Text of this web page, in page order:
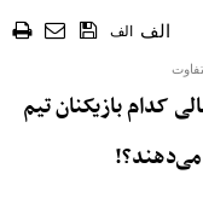
الف الف
کدام بازیکنان تیم
می‌دهند؟!